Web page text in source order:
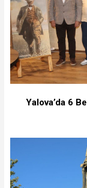
Yalova’da 6